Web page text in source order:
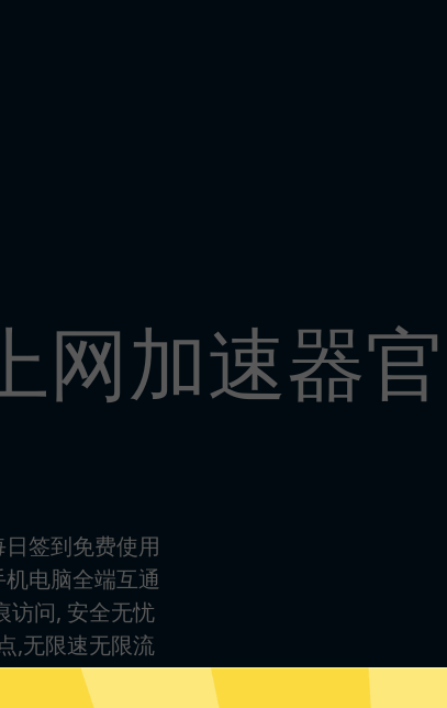
网加速器
签到免费使用
电脑全端互通
访问, 安全无忧
,无限速无限流
/流媒体/App